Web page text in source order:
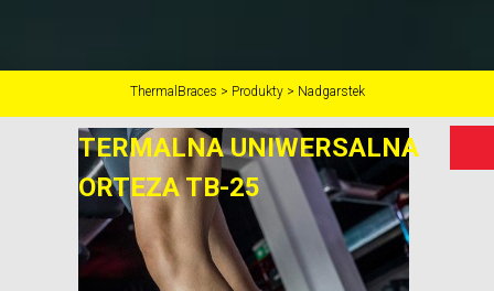
ThermalBraces > Produkty> Nadgarstek
TERMALNA UNIWERSALNA
ORTEZATB-25